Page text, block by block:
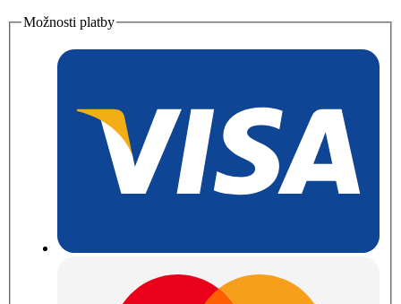
Možnosti platby